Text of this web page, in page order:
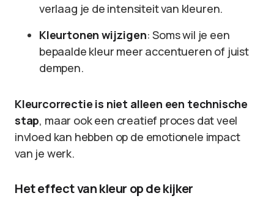
verlaag je de intensiteit van kleuren.
Kleurtonen wijzigen: Soms wil je een
bepaalde kleur meer accentueren of juist
dempen.
Kleurcorrectie is niet alleen een technische
stap, maar ook een creatief proces dat veel
invloed kan hebben op de emotionele impact
van je werk.
Het effect van kleur op de kijker